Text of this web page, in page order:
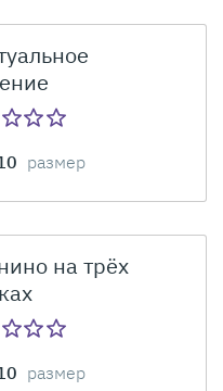
размер
на трёх
размер